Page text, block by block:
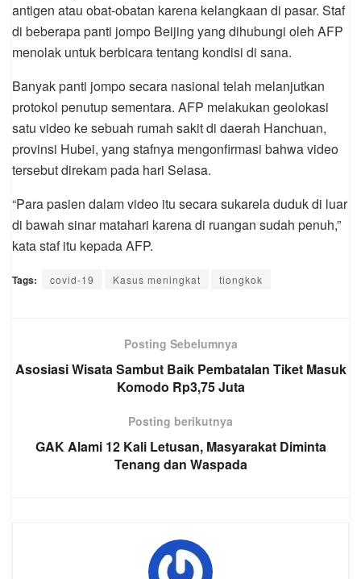
antigen atau obat-obatan karena kelangkaan di pasar. Staf
di beberapa panti jompo Beijing yang dihubungi oleh AFP
menolak untuk berbicara tentang kondisi di sana.
Banyak panti jompo secara nasional telah melanjutkan
protokol penutup sementara. AFP melakukan geolokasi
satu video ke sebuah rumah sakit di daerah Hanchuan,
provinsi Hubei, yang stafnya mengonfirmasi bahwa video
tersebut direkam pada hari Selasa.
“Para pasien dalam video itu secara sukarela duduk di luar
di bawah sinar matahari karena di ruangan sudah penuh,”
kata staf itu kepada AFP.
Tags: covid-19 Kasus meningkat tiongkok
Posting Sebelumnya
Asosiasi Wisata Sambut Baik Pembatalan Tiket Masuk
Komodo Rp3,75 Juta
Posting berikutnya
GAK Alami 12 Kali Letusan, Masyarakat Diminta
Tenang dan Waspada